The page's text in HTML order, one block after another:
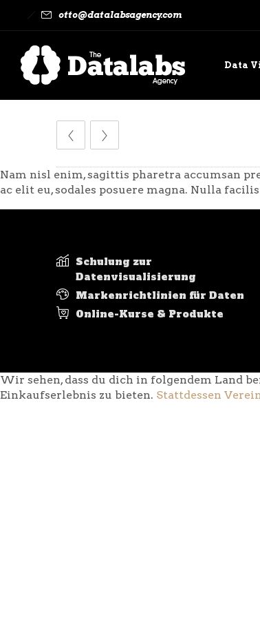
otto@datalabsagency.com
Data
Nam nisl enim, sagittis pharetra accumsan
ac elit eu, sodales posuere magna. Nulla
Schulung zur
Datenvisualisierung
Markenrichtlinien für Daten
Online-Kurse & Produkte
Wir sehen, dass du dich in folgendem Land
Einkaufserlebnis zu bieten. Stattdessen